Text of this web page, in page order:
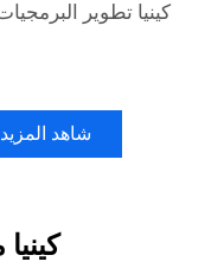
كينيا‎ تطوير البرمجيات
شاهد المزيد
كينيا‎ ميزة الشركة